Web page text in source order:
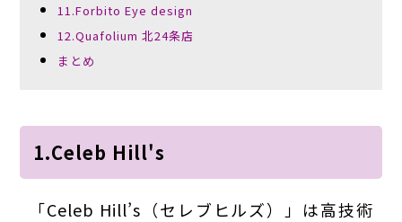
11.Forbito Eye design
12.Quafolium 北24条店
まとめ
1.Celeb Hill's
「Celeb Hill’s（セレブヒルズ）」は高技術